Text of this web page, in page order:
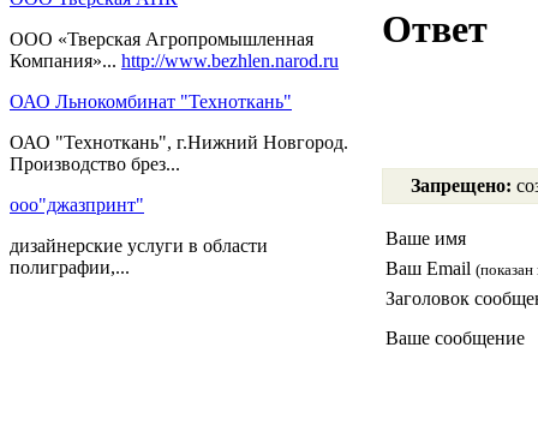
ООО «Тверская Агропромышленная
Компания»... http://www.bezhlen.narod.ru
ОАО Льнокомбинат "Техноткань"
ОАО "Техноткань", г.Нижний Новгород.
Производство брез...
ооо"джазпринт"
дизайнерские услуги в области
полиграфии,...
Ответ
Запрещено:
Ваше имя
Ваш Email (показан
Заголовок
Ваше сообщение